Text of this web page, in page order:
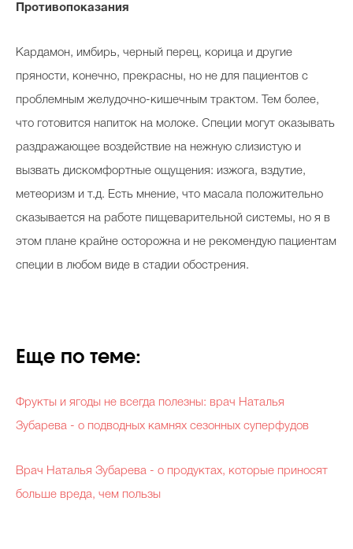
Противопоказания
Кардамон, имбирь, черный перец, корица и другие
пряности, конечно, прекрасны, но не для пациентов с
проблемным желудочно-кишечным трактом. Тем более,
что готовится напиток на молоке. Специи могут оказывать
раздражающее воздействие на нежную слизистую и
вызвать дискомфортные ощущения: изжога, вздутие,
метеоризм и т.д. Есть мнение, что масала положительно
сказывается на работе пищеварительной системы, но я в
этом плане крайне осторожна и не рекомендую пациентам
специи в любом виде в стадии обострения.
Еще по теме:
Фрукты и ягоды не всегда полезны: врач Наталья
Зубарева - о подводных камнях сезонных суперфудов
Врач Наталья Зубарева - о продуктах, которые приносят
больше вреда, чем пользы